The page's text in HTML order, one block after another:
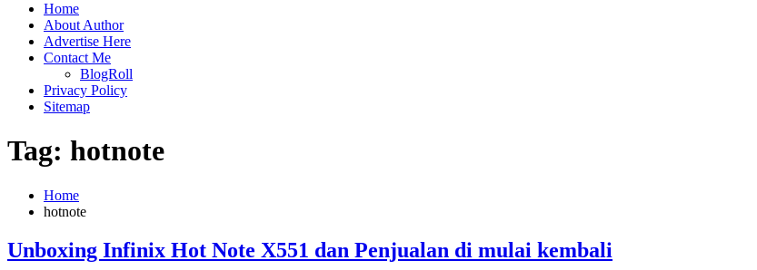
Home
About Author
Advertise Here
Contact Me
BlogRoll
Privacy Policy
Sitemap
Tag: hotnote
Home
hotnote
Unboxing Infinix Hot Note X551 dan Penjualan di mulai kembali